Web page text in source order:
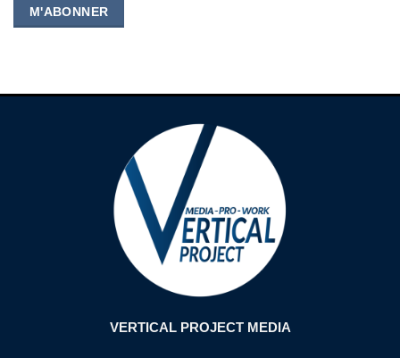
M'ABONNER
VERTICAL PROJECT MEDIA